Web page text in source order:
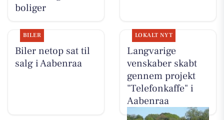
boliger
BILER
Biler netop sat til
salg i Aabenraa
LOKALT NYT
Langvarige
venskaber skabt
gennem projekt
"Telefonkaffe" i
Aabenraa